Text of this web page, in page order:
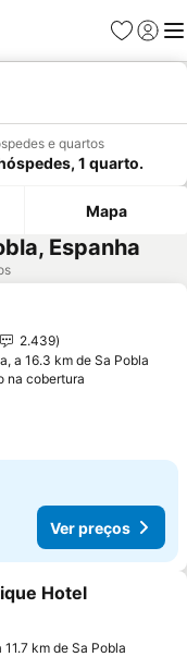
Favoritos
Iniciar
e quartos
1 quarto.
Mapa
Espanha
aos favoritos
2.439
a 16.3 km de Sa Pobla
na cobertura
Ver preços
aos favoritos
Hotel
km de Sa Pobla